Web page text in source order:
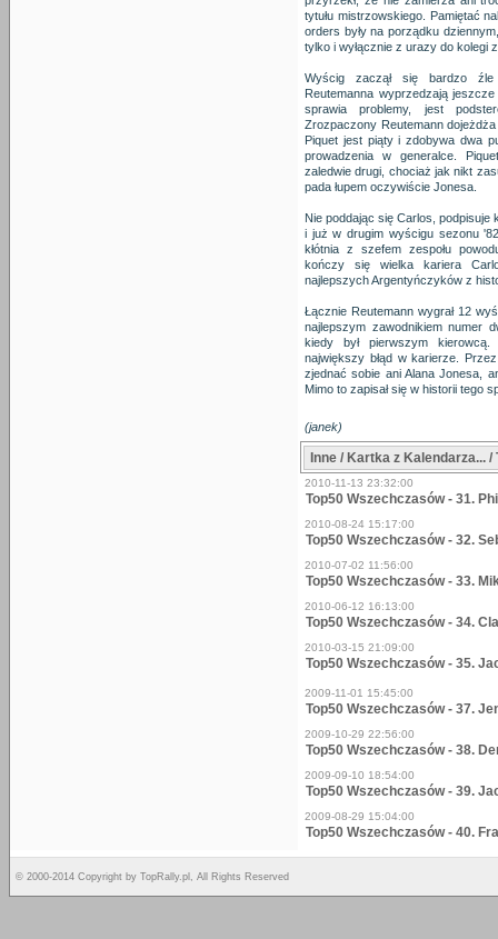
tytułu mistrzowskiego. Pamiętać
orders były na porządku
tylko i wyłącznie z urazy do kolegi
Wyścig zaczął się bardzo
Reutemanna wyprzedzają
sprawia problemy, jest
Zrozpaczony Reutemann
Piquet jest piąty i zdobywa dwa
prowadzenia w generalce.
zaledwie drugi, chociaż jak nikt
pada łupem oczywiście Jonesa.
Nie poddając się Carlos,
i już w drugim wyścigu sezonu
kłótnia z szefem zespołu
kończy się wielka kariera
najlepszych Argentyńczyków z
Łącznie Reutemann wygrał 12
najlepszym zawodnikiem numer
kiedy był pierwszym
największy błąd w karierze.
zjednać sobie ani Alana Jonesa,
Mimo to zapisał się w historii tego
(janek)
Inne / Kartka z Kalendarza...
2010-11-13 23:32:00
Top50 Wszechczasów - 31.
2010-08-24 15:17:00
Top50 Wszechczasów - 32.
2010-07-02 11:56:00
Top50 Wszechczasów - 33.
2010-06-12 16:13:00
Top50 Wszechczasów - 34.
2010-03-15 21:09:00
Top50 Wszechczasów - 35.
2009-11-01 15:45:00
Top50 Wszechczasów - 37.
2009-10-29 22:56:00
Top50 Wszechczasów - 38.
2009-09-10 18:54:00
Top50 Wszechczasów - 39.
2009-08-29 15:04:00
Top50 Wszechczasów - 40.
© 2000-2014 Copyright by TopRally.pl, All Rights Reserved